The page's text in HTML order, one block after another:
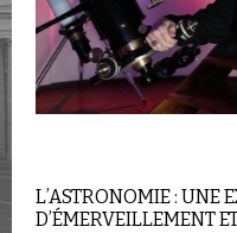
L’ASTRONOMIE : UNE
D’ÉMERVEILLEMENT